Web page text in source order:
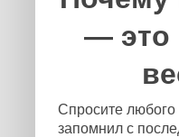
— это
Спросите любого
запомнил с